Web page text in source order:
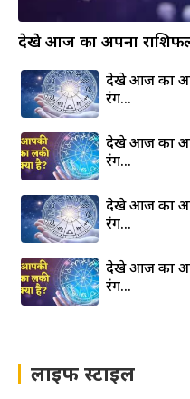
देखे आज का अपना
देखे आज का
रंग…
देखे आज का
रंग…
देखे आज का
रंग…
देखे आज का
रंग…
लाइफ स्टाइल